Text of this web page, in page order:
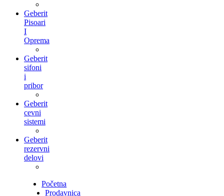
Geberit
Pisoari
I
Oprema
Geberit
sifoni
i
pribor
Geberit
cevni
sistemi
Geberit
rezervni
delovi
Početna
Prodavnica